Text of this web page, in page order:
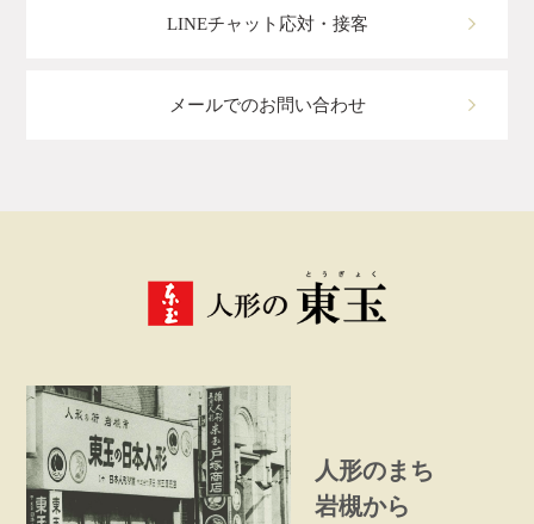
LINEチャット応対・接客
メールでのお問い合わせ
人形のまち
岩槻から